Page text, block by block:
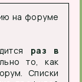
на форуме
раз в
то, как
Списки